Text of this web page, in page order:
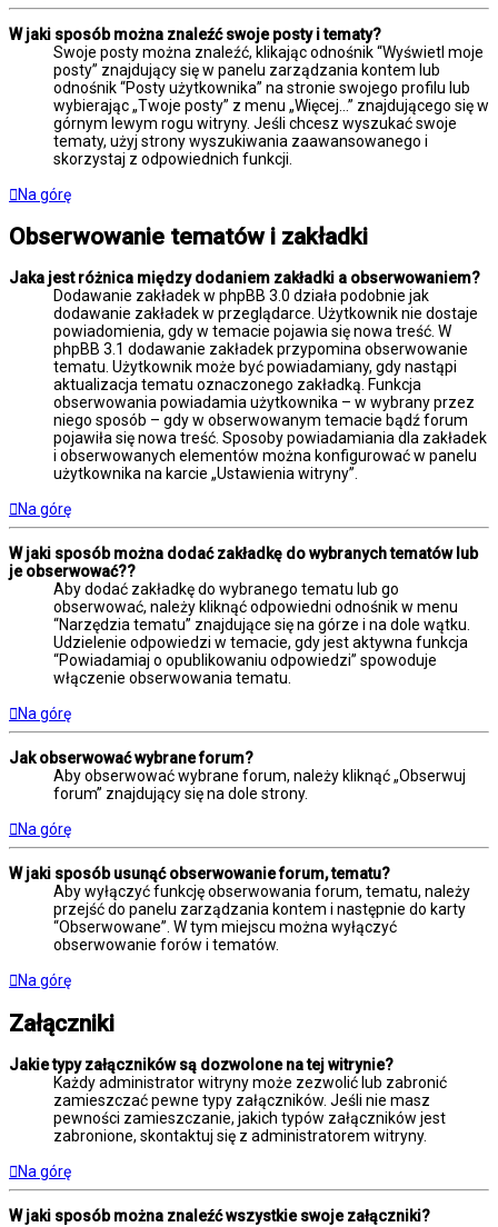
W jaki sposób można znaleźć swoje posty i tematy?
Swoje posty można znaleźć, klikając odnośnik “Wyświetl moje
posty” znajdujący się w panelu zarządzania kontem lub
odnośnik “Posty użytkownika” na stronie swojego profilu lub
wybierając „Twoje posty” z menu „Więcej…” znajdującego się w
górnym lewym rogu witryny. Jeśli chcesz wyszukać swoje
tematy, użyj strony wyszukiwania zaawansowanego i
skorzystaj z odpowiednich funkcji.
Na górę
Obserwowanie tematów i zakładki
Jaka jest różnica między dodaniem zakładki a obserwowaniem?
Dodawanie zakładek w phpBB 3.0 działa podobnie jak
dodawanie zakładek w przeglądarce. Użytkownik nie dostaje
powiadomienia, gdy w temacie pojawia się nowa treść. W
phpBB 3.1 dodawanie zakładek przypomina obserwowanie
tematu. Użytkownik może być powiadamiany, gdy nastąpi
aktualizacja tematu oznaczonego zakładką. Funkcja
obserwowania powiadamia użytkownika – w wybrany przez
niego sposób – gdy w obserwowanym temacie bądź forum
pojawiła się nowa treść. Sposoby powiadamiania dla zakładek
i obserwowanych elementów można konfigurować w panelu
użytkownika na karcie „Ustawienia witryny”.
Na górę
W jaki sposób można dodać zakładkę do wybranych tematów lub
je obserwować??
Aby dodać zakładkę do wybranego tematu lub go
obserwować, należy kliknąć odpowiedni odnośnik w menu
“Narzędzia tematu” znajdujące się na górze i na dole wątku.
Udzielenie odpowiedzi w temacie, gdy jest aktywna funkcja
“Powiadamiaj o opublikowaniu odpowiedzi” spowoduje
włączenie obserwowania tematu.
Na górę
Jak obserwować wybrane forum?
Aby obserwować wybrane forum, należy kliknąć „Obserwuj
forum” znajdujący się na dole strony.
Na górę
W jaki sposób usunąć obserwowanie forum, tematu?
Aby wyłączyć funkcję obserwowania forum, tematu, należy
przejść do panelu zarządzania kontem i następnie do karty
“Obserwowane”. W tym miejscu można wyłączyć
obserwowanie forów i tematów.
Na górę
Załączniki
Jakie typy załączników są dozwolone na tej witrynie?
Każdy administrator witryny może zezwolić lub zabronić
zamieszczać pewne typy załączników. Jeśli nie masz
pewności zamieszczanie, jakich typów załączników jest
zabronione, skontaktuj się z administratorem witryny.
Na górę
W jaki sposób można znaleźć wszystkie swoje załączniki?